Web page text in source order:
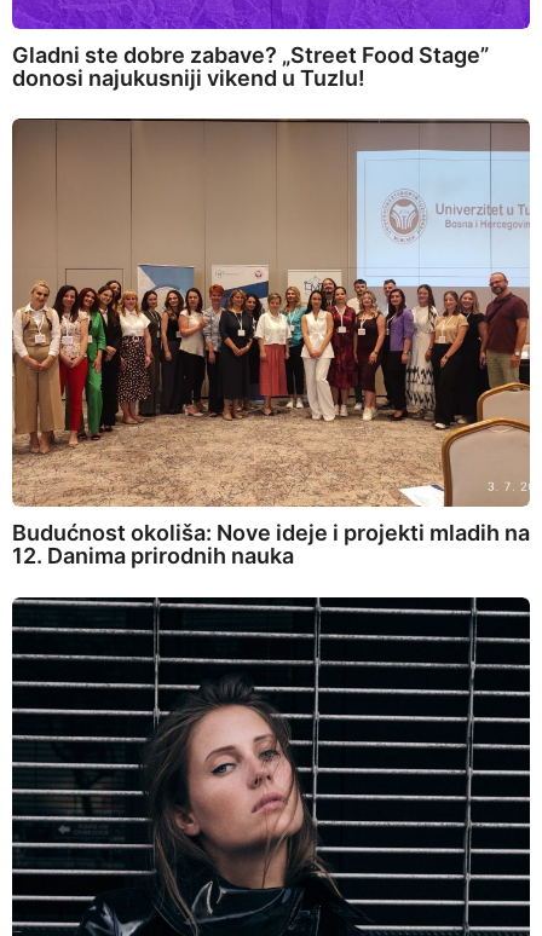
Gladni ste dobre zabave? „Street Food Stage”
donosi najukusniji vikend u Tuzlu!
Budućnost okoliša: Nove ideje i projekti mladih na
12. Danima prirodnih nauka